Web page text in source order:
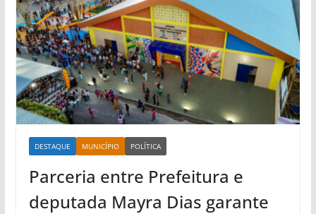
DESTAQUE MUNICÍPIO POLÍTICA
Parceria entre Prefeitura e
deputada Mayra Dias garante